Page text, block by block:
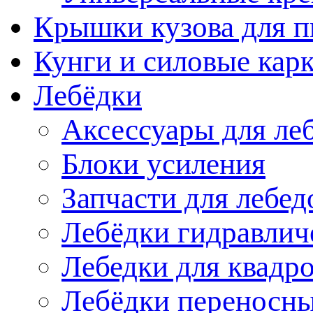
Крышки кузова для
Кунги и силовые
Лебёдки
Аксессуары для
Блоки усиления
Запчасти для
Лебёдки
Лебедки для
Лебёдки